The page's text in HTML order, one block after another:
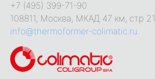
+7 (495) 399-71-90
108811, Москва, МКАД 47 км, стр 21
info@thermoformer-colimatic.ru